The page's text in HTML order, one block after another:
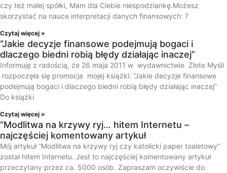
czy też małej spółki, Mam dla Ciebie niespodziankę.Możesz
skorzystać na nauce interpretacji danych finansowych: ?
Czytaj więcej »
“Jakie decyzje finansowe podejmują bogaci i
dlaczego biedni robią błędy działając inaczej”
Informuję z radością, że 26 maja 2011 w wydawnictwie Złote Myśli
rozpoczęła się promocja mojej książki: “Jakie decyzje finansowe
podejmują bogaci i dlaczego biedni robią błędy działając inaczej”
Do książki
Czytaj więcej »
“Modlitwa na krzywy ryj… hitem Internetu –
najczęściej komentowany artykuł
Mój artykuł “Modlitwa na krzywy ryj czy katolicki paper toaletowy”
został hitem Internetu. Jest to najczęściej komentowany artykuł
przeczytany przez ca. 5000 osób. Zapraszam oczywiście do